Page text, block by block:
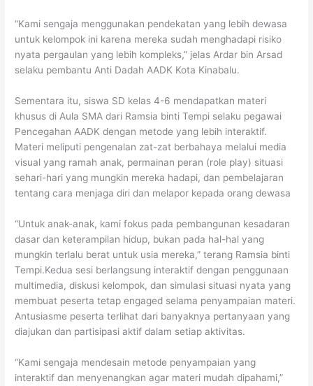
“Kami sengaja menggunakan pendekatan yang lebih dewasa
untuk kelompok ini karena mereka sudah menghadapi risiko
nyata pergaulan yang lebih kompleks,” jelas Ardar bin Arsad
selaku pembantu Anti Dadah AADK Kota Kinabalu.
Sementara itu, siswa SD kelas 4-6 mendapatkan materi
khusus di Aula SMA dari Ramsia binti Tempi selaku pegawai
Pencegahan AADK dengan metode yang lebih interaktif.
Materi meliputi pengenalan zat-zat berbahaya melalui media
visual yang ramah anak, permainan peran (role play) situasi
sehari-hari yang mungkin mereka hadapi, dan pembelajaran
tentang cara menjaga diri dan melapor kepada orang dewasa
“Untuk anak-anak, kami fokus pada pembangunan kesadaran
dasar dan keterampilan hidup, bukan pada hal-hal yang
mungkin terlalu berat untuk usia mereka,” terang Ramsia binti
Tempi.Kedua sesi berlangsung interaktif dengan penggunaan
multimedia, diskusi kelompok, dan simulasi situasi nyata yang
membuat peserta tetap engaged selama penyampaian materi.
Antusiasme peserta terlihat dari banyaknya pertanyaan yang
diajukan dan partisipasi aktif dalam setiap aktivitas.
“Kami sengaja mendesain metode penyampaian yang
interaktif dan menyenangkan agar materi mudah dipahami,”